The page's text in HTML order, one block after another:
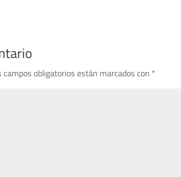
campos obligatorios están marcados con *